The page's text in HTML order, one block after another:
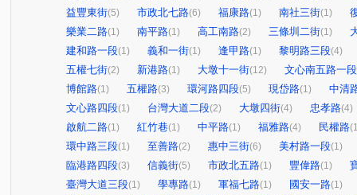
益豐東街(5) 市政北七路(6) 福康路(1) 南社三街(1)
樂業二路(1) 南平路(1) 高工南路(2) 三條圳二街(1)
建和路一段(1) 義和一街(1) 逢甲路(1) 黎明路三段(4)
五權七街(2) 新港路(1) 大墩十一街(12)
文心南五路一段
博館路(1) 五權路(3) 環河路四段(5) 現岱路(1)
中清
文心路四段(1) 台灣大道二段(2) 大墩四街(4) 忠孝路(4)
啟航二路(1) 紅竹巷(1) 中平路(1) 福雅路(4) 民權路
環中路三段(1) 至善路(2) 惠中三街(6) 美村路一段(1)
臨港路四段(3) 信義街(5) 市政北五路(1) 豐偉路(1)
臺灣大道三段(1) 學專路(1) 軍福七路(1) 國安一路(1)